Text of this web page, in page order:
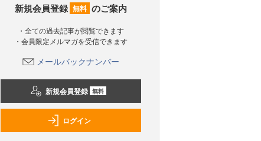
新規会員登録 無料 のご案内
・全ての過去記事が閲覧できます
・会員限定メルマガを受信できます
メールバックナンバー
新規会員登録 無料
ログイン